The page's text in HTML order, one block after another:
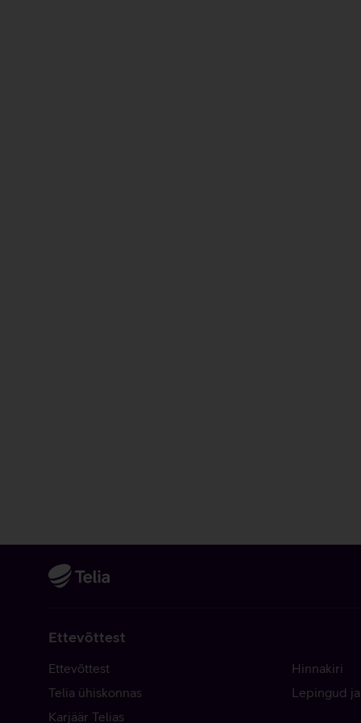
Ettevõttest
Ettevõttest
Telia ühiskonnas
Karjäär Telias
Hinnakiri
Lepingud